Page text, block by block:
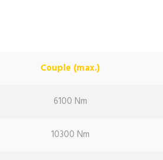
Couple (max.)
6100 Nm
10300 Nm